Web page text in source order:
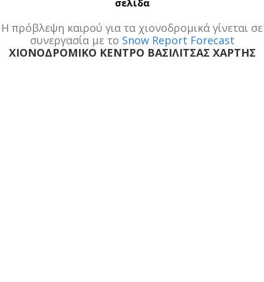
σελίδα
H πρόβλεψη καιρού για τα χιονοδρομικά γίνεται σε
συνεργασία με το Snow Report Forecast
ΧΙΟΝΟΔΡΟΜΙΚΟ ΚΕΝΤΡΟ ΒΑΣΙΛΙΤΣΑΣ ΧΑΡΤΗΣ